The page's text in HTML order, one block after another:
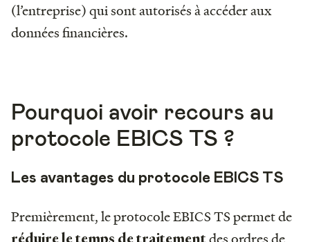
(l’entreprise) qui sont autorisés à accéder aux
données financières.
Pourquoi avoir recours au
protocole EBICS TS ?
Les avantages du protocole EBICS TS
Premièrement, le protocole EBICS TS permet de
réduire le temps de traitement des ordres de